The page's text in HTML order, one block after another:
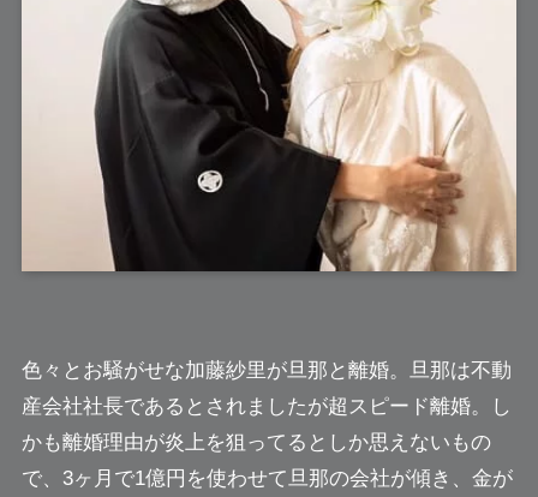
色々とお騒がせな加藤紗里が旦那と離婚。旦那は不動
産会社社長であるとされましたが超スピード離婚。し
かも離婚理由が炎上を狙ってるとしか思えないもの
で、3ヶ月で1億円を使わせて旦那の会社が傾き、金が